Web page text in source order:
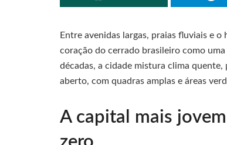
Entre avenidas largas, praias fluviais e
coração do cerrado brasileiro como
décadas, a cidade mistura clima
aberto, com quadras amplas e áreas
A capital mais